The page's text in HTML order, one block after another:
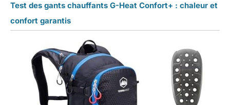
Test des gants chauffants G-Heat Confort+ : chaleur et
confort garantis